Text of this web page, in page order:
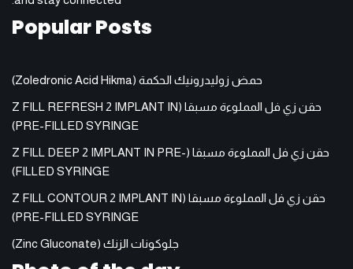
Popular Posts
حمض زوليدرونيك الحكمة (Zoledronic Acid Hikma)
حقن زي فل المملوءة مسبقا (Z FILL REFRESH 2 IMPLANT IN
PRE-FILLED SYRINGE)
حقن زي فل المملوءة مسبقا (Z FILL DEEP 2 IMPLANT IN PRE-
FILLED SYRINGE)
حقن زي فل المملوءة مسبقا (Z FILL CONTOUR 2 IMPLANT IN
PRE-FILLED SYRINGE)
جلوكونات الزنك (Zinc Gluconate)